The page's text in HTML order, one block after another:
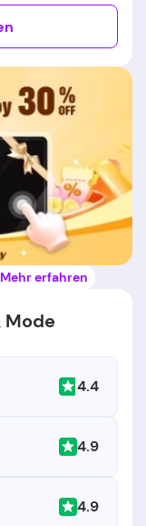
Mehr erfahren
Mode
4.4
4.9
4.9